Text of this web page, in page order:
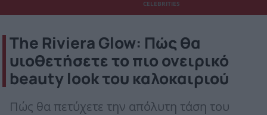
CELEBRITIES
The Riviera Glow: Πώς θα
υιοθετήσετε το πιο ονειρικό
beauty look του καλοκαιριού
Πώς θα πετύχετε την απόλυτη τάση του